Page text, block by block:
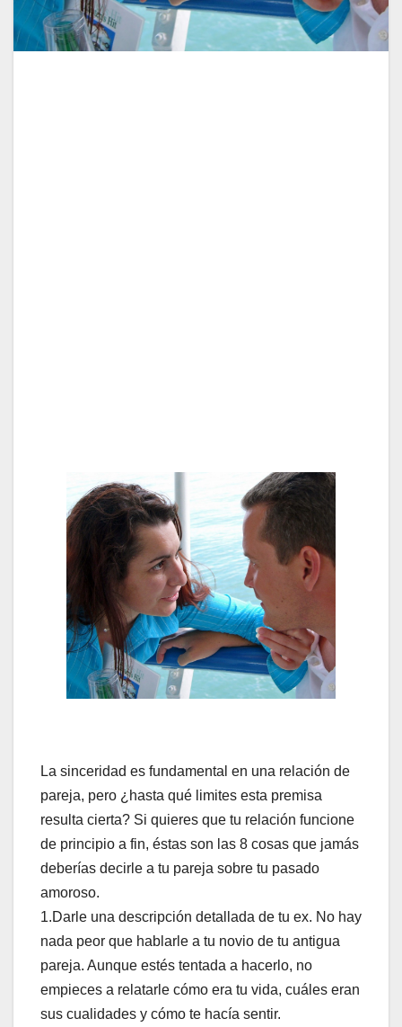
La sinceridad es fundamental en una relación de
pareja, pero ¿hasta qué limites esta premisa
resulta cierta? Si quieres que tu relación funcione
de principio a fin, éstas son las 8 cosas que jamás
deberías decirle a tu pareja sobre tu pasado
amoroso.
1.Darle una descripción detallada de tu ex. No hay
nada peor que hablarle a tu novio de tu antigua
pareja. Aunque estés tentada a hacerlo, no
empieces a relatarle cómo era tu vida, cuáles eran
sus cualidades y cómo te hacía sentir.